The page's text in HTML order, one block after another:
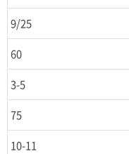
9/25
60
3-5
75
10-11